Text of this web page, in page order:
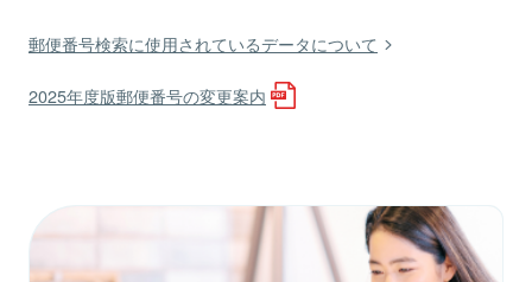
郵便番号検索に使用されているデータについて
2025年度版郵便番号の変更案内